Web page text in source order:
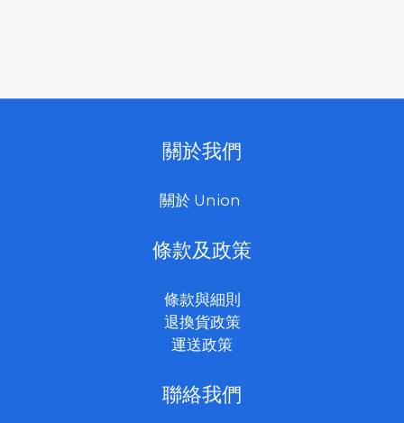
關於我們
關於 Union
條款及政策
條款與細則
退換貨政策
運送政策
聯絡我們